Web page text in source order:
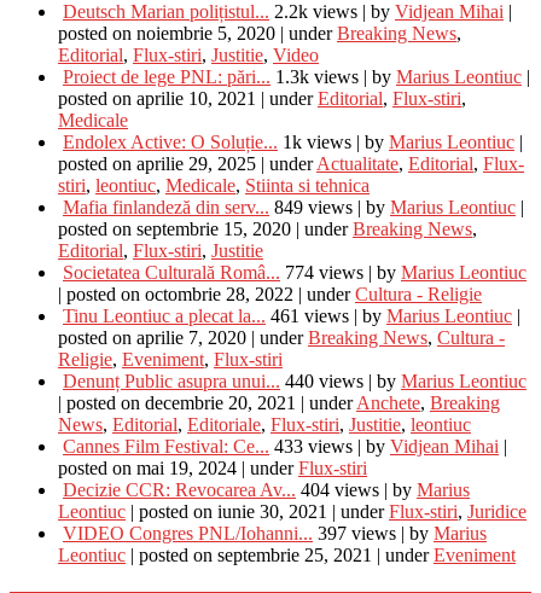
Deutsch Marian polițistul... 2.2k views | by Vidjean Mihai |
posted on noiembrie 5, 2020 | underBreaking News,
Editorial, Flux-stiri, Justitie, Video
Proiect de lege PNL: pări... 1.3k views | by Marius Leontiuc |
posted on aprilie 10, 2021 | underEditorial, Flux-stiri,
Medicale
Endolex Active: O Soluție... 1k views | by Marius Leontiuc |
posted on aprilie 29, 2025 | underActualitate, Editorial, Flux-
stiri, leontiuc, Medicale, Stiinta si tehnica
Mafia finlandeză din serv... 849 views | by Marius Leontiuc |
posted on septembrie 15, 2020 | underBreaking News,
Editorial, Flux-stiri, Justitie
Societatea Culturală Româ... 774 views | by Marius Leontiuc
| posted on octombrie 28, 2022 | underCultura - Religie
Tinu Leontiuc a plecat la... 461 views | by Marius Leontiuc |
posted on aprilie 7, 2020 | underBreaking News, Cultura -
Religie, Eveniment, Flux-stiri
Denunț Public asupra unui... 440 views | by Marius Leontiuc
| posted on decembrie 20, 2021 | underAnchete, Breaking
News, Editorial, Editoriale, Flux-stiri, Justitie, leontiuc
Cannes Film Festival: Ce... 433 views | by Vidjean Mihai |
posted on mai 19, 2024 | underFlux-stiri
Decizie CCR: Revocarea Av... 404 views | by Marius
Leontiuc | posted on iunie 30, 2021 | underFlux-stiri, Juridice
VIDEO Congres PNL/Iohanni... 397 views | by Marius
Leontiuc | posted on septembrie 25, 2021 | underEveniment